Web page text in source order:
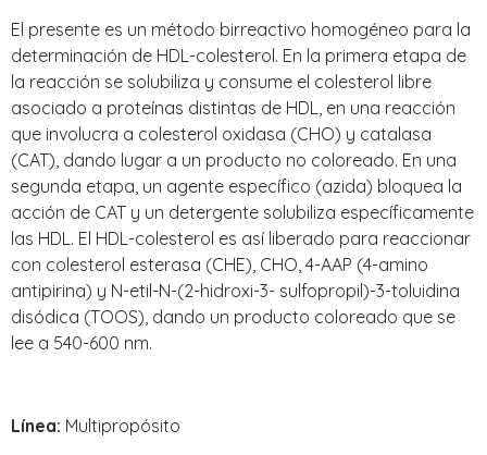
El presente es un método birreactivo homogéneo para la
determinación de HDL-colesterol. En la primera etapa de
la reacción se solubiliza y consume el colesterol libre
asociado a proteínas distintas de HDL, en una reacción
que involucra a colesterol oxidasa (CHO) y catalasa
(CAT), dando lugar a un producto no coloreado. En una
segunda etapa, un agente específico (azida) bloquea la
acción de CAT y un detergente solubiliza específicamente
las HDL. El HDL-colesterol es así liberado para reaccionar
con colesterol esterasa (CHE), CHO, 4-AAP (4-amino
antipirina) y N-etil-N-(2-hidroxi-3- sulfopropil)-3-toluidina
disódica (TOOS), dando un producto coloreado que se
lee a 540-600 nm.
Línea: Multipropósito